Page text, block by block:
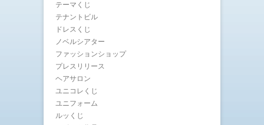
テーマくじ
テナントビル
ドレスくじ
ノベルシアター
ファッションショップ
プレスリリース
ヘアサロン
ユニコレくじ
ユニフォーム
ルッくじ